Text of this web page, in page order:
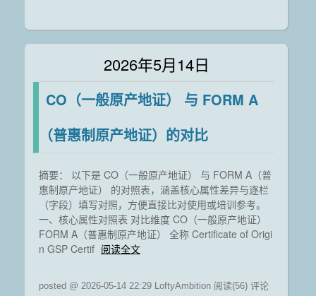
2026年5月14日
CO（一般原产地证） 与 FORM A
（普惠制原产地证）的对比
摘要： 以下是 CO（一般原产地证） 与 FORM A（普
惠制原产地证） 的对照表，涵盖核心属性差异与逐栏
（字段）填写对照，方便直接比对使用或培训参考。
一、核心属性对照表 对比维度 CO（一般原产地证）
FORM A（普惠制原产地证） 全称 Certificate of Origi
n GSP Certif 阅读全文
posted @ 2026-05-14 22:29 LoftyAmbition 阅读(56) 评论